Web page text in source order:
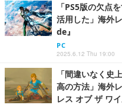
「PS5版の欠点
活用した」海外
de』
PC
2025.6.12 Thu 19:00
「間違いなく史
高の方法」海外
レス オブ ザ ワ